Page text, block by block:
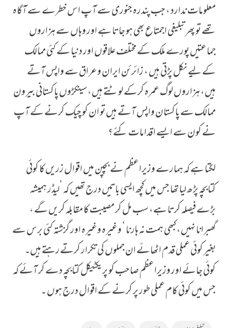
معلومات ندارد ، جب پندرہ جنوری سے آپ اس خطرے سے آگاہ
تھے تو پھر تبلیغی اجمتاع بھی ہو جاتا ہے اور وہاں سے ہزاروں
جماعتیں پورے ملک کے مختلف علاقوں اور دنیا کے کئی ممالک
کے لیے نکل پڑتی ہیں ، زائرئن ایران وعراق سے واپس آتے
ہیں، ہزاروں لوگ عمرہ کرکے لوٹتے ہیں، سینکڑوں پاکستانی بیرون
ممالک سے پاکستان واپس آتے ہیں تو ان کو چیک کرنے کے آپ
نے کون سے ایسے اقدامات کئے ؟
لگتا ہے کہ ہمارے وزیراعظم نے بچپن میں اقوال زریں کا کوئی
کتابچہ پڑھ لیا تھا جس میں کچھ ایسی باتیں درج تھیں کہ ’لیڈر ہمیشہ
بڑے فیصلہ کرتا ہے، سب مل کر مصیبت کا مقابلہ کریں گے ،
گھبرانا نہیں، کبھی ہمت نہ ہارنا ‘ وغیرہ وغیرہ اور گزشتہ کئی برس سے
بغیر کوئی عملی قدم اٹھائے ان جملوں کی تکرار کرتے رہتے ہیں۔
کوئی جائے اور وزیراعظم صاحب کو پریکٹیکل کتابچہ دے کر آئے کہ
جس میں کوئی کام عملی طور پر کرنے کے اقوال درج ہوں ۔